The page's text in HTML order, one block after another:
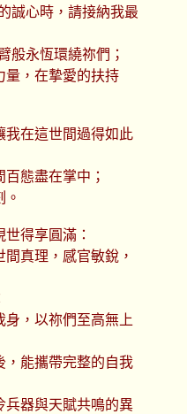
誠心時，請接納我最
般永恆環繞祢們；
量，在摯愛的扶持
我在這世間過得如此
態盡在掌中；
得享圓滿：
真理，感官敏銳，
身，以祢們至高無上
，能攜帶完整的自我
兵器與天賦共鳴的異